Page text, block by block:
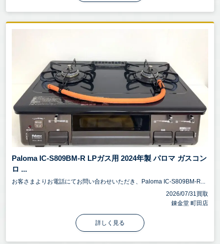
Paloma IC-S809BM-R LPガス用 2024年製 パロマ ガスコン
ロ ...
お客さまよりお電話にてお問い合わせいただき、Paloma IC-S809BM-R...
2026/07/31買取
錬金堂 町田店
詳しく見る